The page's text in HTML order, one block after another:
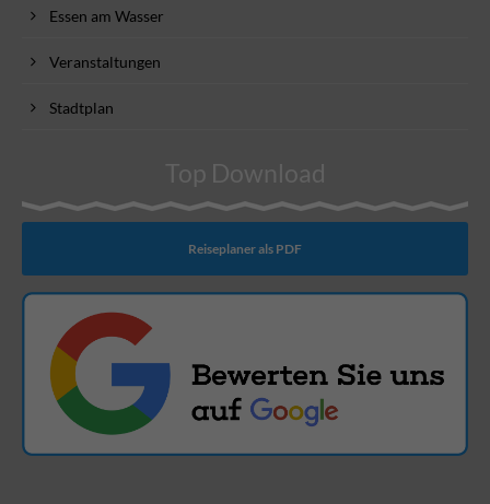
Essen am Wasser
Veranstaltungen
Stadtplan
Top Download
Reiseplaner als PDF